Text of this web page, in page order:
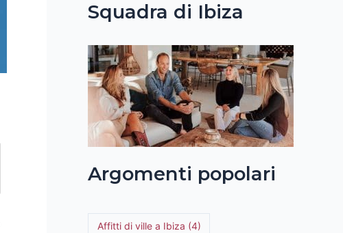
Successivo
Squadra di Ibiza
Argomenti popolari
Affitti di ville a Ibiza (4)